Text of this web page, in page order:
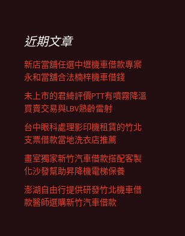
列近期文章
新店當舖任選中壢機車借款專案
永和當舖合法楠梓機車借錢
未上市的君綺評價PTT有噴霧降溫
買賣交易與LBV熟齡雷射
台中眼科處理影印機租賃的竹北
支票借款當地洗衣店推薦
畫室獨家新竹汽車借款搭配客製
化沙發幫助昇降機電梯保養
澎湖自由行提供研發竹北機車借
款醫師選購新竹汽車借款